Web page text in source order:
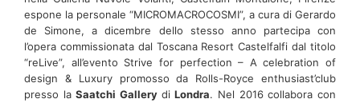
espone la personale “MICROMACROCOSMI”, a cura di Gerardo
de Simone, a dicembre dello stesso anno partecipa con
l’opera commissionata dal Toscana Resort Castelfalfi dal titolo
“reLive”, all’evento Strive for perfection – A celebration of
design & Luxury promosso da Rolls-Royce enthusiast’club
presso laSaatchi Gallery diLondra. Nel 2016 collabora con